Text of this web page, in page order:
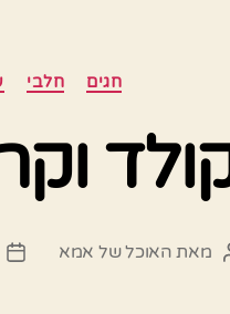
חגים חלבי
מאת האוכל של אמא